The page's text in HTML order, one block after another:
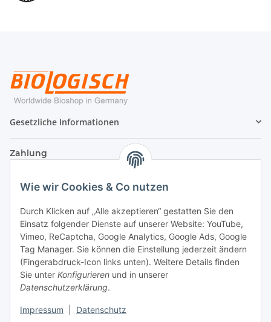
Wie wir Cookies & Co nutzen
Durch Klicken auf „Alle akzeptieren“ gestatten Sie den
Einsatz folgender Dienste auf unserer Website: YouTube,
Vimeo, ReCaptcha, Google Analytics, Google Ads, Google
Tag Manager. Sie können die Einstellung jederzeit ändern
(Fingerabdruck-Icon links unten). Weitere Details finden
Sie unter Konfigurieren und in unserer
Datenschutzerklärung.
Impressum Datenschutz
Gesetzliche Informationen
Zahlung
Versand